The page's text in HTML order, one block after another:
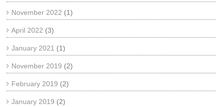
November 2022 (1)
April 2022 (3)
January 2021 (1)
November 2019 (2)
February 2019 (2)
January 2019 (2)